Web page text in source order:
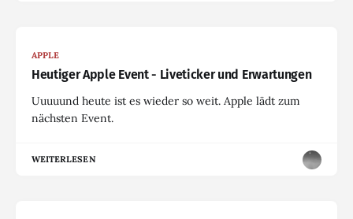
APPLE
Heutiger Apple Event - Liveticker und Erwartungen
Uuuuund heute ist es wieder so weit. Apple lädt zum
nächsten Event.
WEITERLESEN